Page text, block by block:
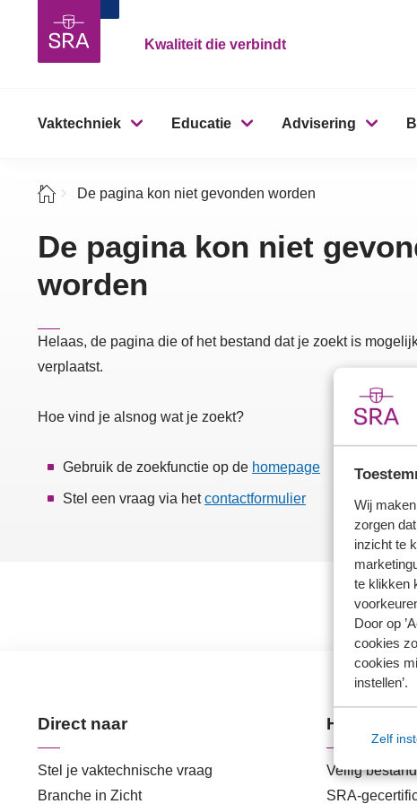
Wij
zorgen
inzicht te
te klikken
Door op
cookies
cookies
instellen’.
Zelf
Kwaliteit die verbindt
Vaktechniek Educatie Advisering
De pagina kon niet gevonden worden
De pagina kon niet
worden
Helaas, de pagina die of het bestand dat je zoekt is
verplaatst.
Hoe vind je alsnog wat je zoekt?
Gebruik de zoekfunctie op de homepage
Stel een vraag via hetcontactformulier
Direct naar
Stel je vaktechnische vraag
Branche in Zicht
Handige
Veilig
SRA-